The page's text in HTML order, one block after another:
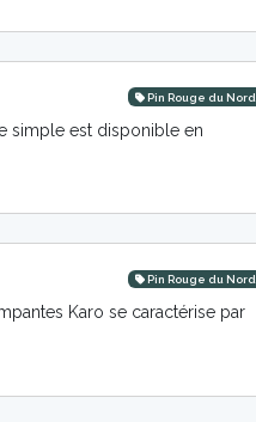
Pin Rouge du Nord
simple est disponible en
Pin Rouge du Nord
Karo se caractérise par